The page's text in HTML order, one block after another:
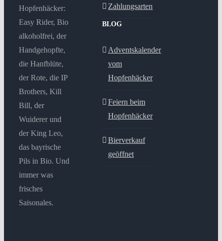
Hopfenhäcker:
Easy Rider, Bio
alkoholfrei, der
Handgehopfte,
die Hanfblüte,
der Rote, die IP
Brothers, Kill
Bill, der
Wuiderer und
der King Leo,
das bayrische
Pils in Bio. Und
immer was
frisches
Saisonales.
Zahlungsarten
BLOG
Adventskalender
vom
Hopfenhäcker
Feiern beim
Hopfenhäcker
Bierverkauf
geöffnet